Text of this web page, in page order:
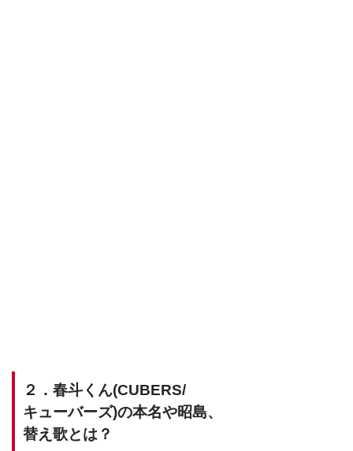
２．春斗くん(CUBERS/
キューバーズ)の本名や昭島、
替え歌とは？